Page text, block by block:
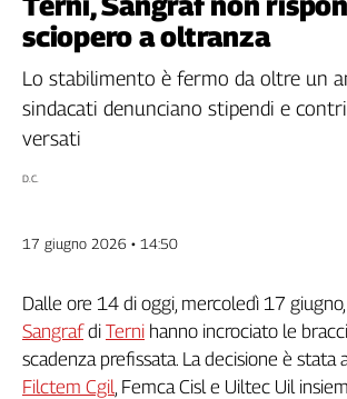
Filcams
Filctem
Fillea
Filt
Flai
Fp
Slc
Spi
Inca
Caaf
sciopero a oltranza
Lo stabilimento è fermo da oltre un
sindacati denunciano stipendi e
versati
D.C.
17 giugno 2026 • 14:50
Dalle ore 14 di oggi, mercoledì 17
Sangrafdi Terni hanno incrociato le
scadenza prefissata. La decisione è stata
Filctem Cgil, Femca Cisl e Uiltec Uil